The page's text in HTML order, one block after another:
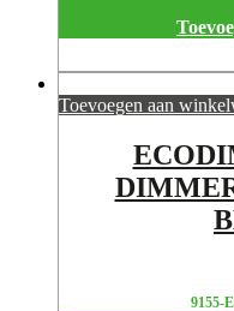
Toevoegen aan
9155-